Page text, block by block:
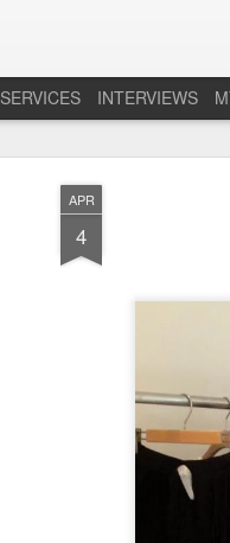
APR
4
SERVICES INTERVIEWS